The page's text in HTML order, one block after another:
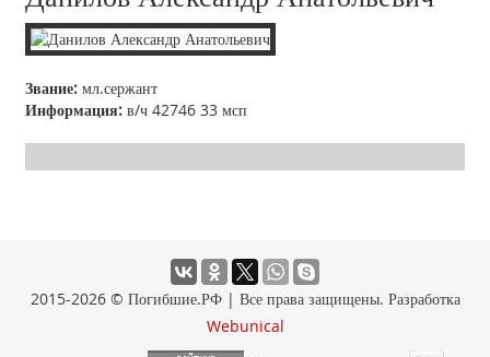
Звание: мл.сержант
Информация: в/ч 42746 33 мсп
2015-2026 © Погибшие.РФ | Все права защищены. Разработка
Webunical